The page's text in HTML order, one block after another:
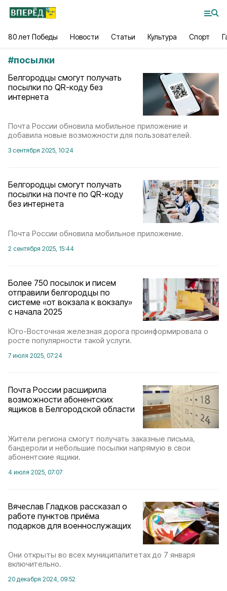
80 лет Победы Новости Статьи Культура Спорт
#посылки
Белгородцы смогут получать
посылки по QR-коду без
интернета
Почта России обновила мобильное приложение и
добавила новые возможности для пользователей.
3 сентября 2025, 10:24
Белгородцы смогут получать
посылки на почте по QR-коду
без интернета
Почта России обновила мобильное приложение.
2 сентября 2025, 15:44
Более 750 посылок и писем
отправили белгородцы по
системе «от вокзала к вокзалу»
с начала 2025
Юго-Восточная железная дорога проинформировала о
росте популярности такой услуги.
7 июля 2025, 07:24
Почта России расширила
возможности абонентских
ящиков в Белгородской области
Жители региона смогут получать заказные письма,
бандероли и небольшие посылки напрямую в свои
абонентские ящики.
4 июля 2025, 07:07
Вячеслав Гладков рассказал о
работе пунктов приёма
подарков для военнослужащих
Они открыты во всех муниципалитетах до 7 января
включительно.
20 декабря 2024, 09:52